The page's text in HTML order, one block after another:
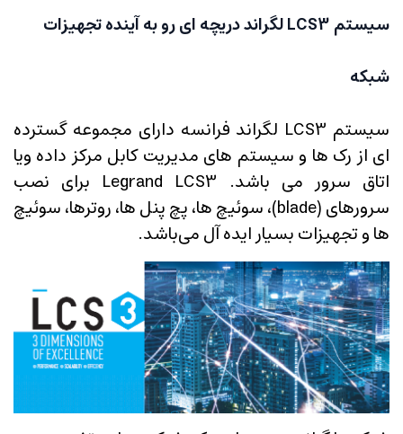
سیستم LCS3 لگراند دریچه ای رو به آینده تجهیزات
شبکه
سیستم LCS3 لگراند فرانسه دارای مجموعه گسترده
ای از رک ها و سیستم های مدیریت کابل مرکز داده ویا
اتاق سرور می باشد.
Legrand LCS3 برای نصب
سرورهای (blade)، سوئیچ ها، پچ پنل ها، روترها، سوئیچ
ها و تجهیزات بسیار ایده آل می‌باشد.